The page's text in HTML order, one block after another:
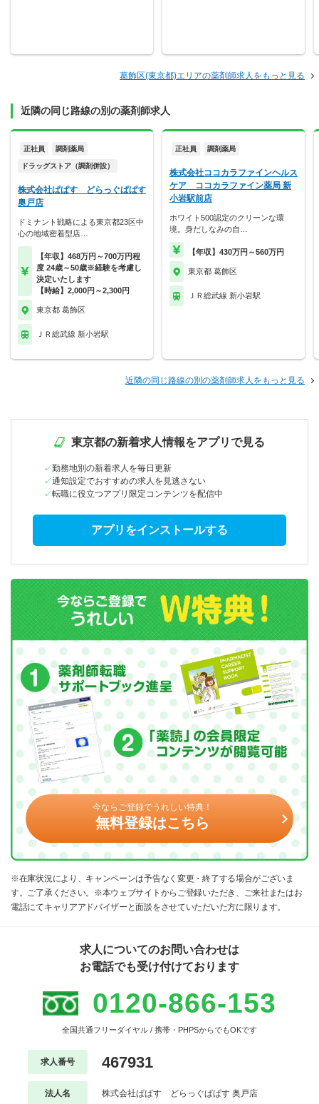
葛飾区(東京都)エリアの薬剤師求人をもっと見る
近隣の同じ路線の別の薬剤師求人
正社員 調剤薬局
ドラッグストア（調剤併設）
株式会社ぱぱす どらっぐぱぱす
奥戸店
ドミナント戦略による東京都23区中
心の地域密着型店…
【年収】468万円～700万円程
度 24歳～50歳※経験を考慮し
決定いたします
【時給】2,000円～2,300円
東京都 葛飾区
ＪＲ総武線 新小岩駅
正社員 調剤薬局
株式会社ココカラファインヘルス
ケア ココカラファイン薬局 新
小岩駅前店
ホワイト500認定のクリーンな環
境。身だしなみの自…
【年収】430万円～560万円
東京都 葛飾区
ＪＲ総武線 新小岩駅
近隣の同じ路線の別の薬剤師求人をもっと見る
東京都の新着求人情報をアプリで見る
勤務地別の新着求人を毎日更新
通知設定でおすすめの求人を見逃さない
転職に役立つアプリ限定コンテンツを配信中
アプリをインストールする
今ならご登録でうれしい特典！
無料登録はこちら
※在庫状況により、キャンペーンは予告なく変更・終了する場合がございま
す。ご了承ください。※本ウェブサイトからご登録いただき、ご来社またはお
電話にてキャリアアドバイザーと面談をさせていただいた方に限ります。
求人についてのお問い合わせは
お電話でも受け付けております
0120-866-153
全国共通フリーダイヤル / 携帯・PHPSからでもOKです
求人番号 467931
法人名 株式会社ぱぱす どらっぐぱぱす 奥戸店